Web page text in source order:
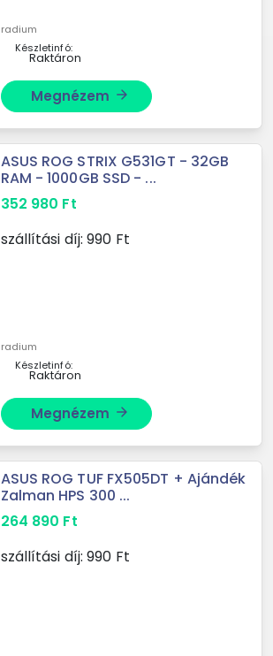
radium
Készletinfó:
Raktáron
Megnézem arrow_forward
ASUS ROG STRIX G531GT - 32GB
RAM - 1000GB SSD - ...
352 980 Ft
szállítási díj: 990 Ft
radium
Készletinfó:
Raktáron
Megnézem arrow_forward
ASUS ROG TUF FX505DT + Ajándék
Zalman HPS 300 ...
264 890 Ft
szállítási díj: 990 Ft